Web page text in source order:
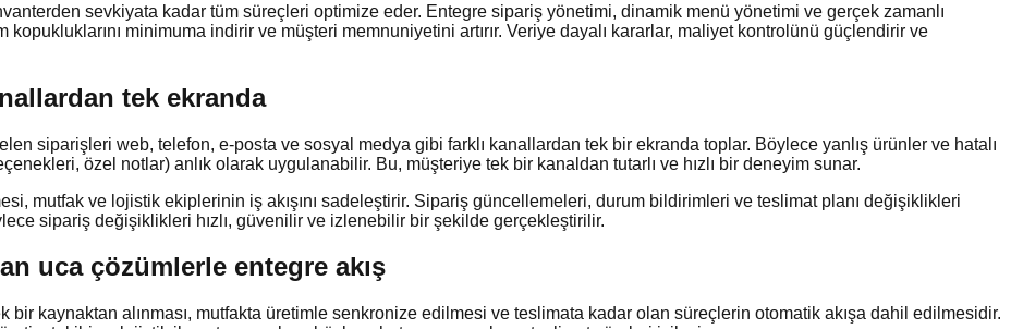
sevkiyata kadar tüm süreçleri optimize eder. Entegre sipariş yönetimi, dinamik menü yönetimi ve gerçek zamanlı
kopukluklarını minimuma indirir ve müşteri memnuniyetini artırır. Veriye dayalı kararlar, maliyet kontrolünü güçlendirir ve
tek ekranda
siparişleri web, telefon, e-posta ve sosyal medya gibi farklı kanallardan tek bir ekranda toplar. Böylece yanlış ürünler ve hatalı
özel notlar) anlık olarak uygulanabilir. Bu, müşteriye tek bir kanaldan tutarlı ve hızlı bir deneyim sunar.
mutfak ve lojistik ekiplerinin iş akışını sadeleştirir. Sipariş güncellemeleri, durum bildirimleri ve teslimat planı değişiklikleri
sipariş değişiklikleri hızlı, güvenilir ve izlenebilir bir şekilde gerçekleştirilir.
uca çözümlerle entegre akış
bir kaynaktan alınması, mutfakta üretimle senkronize edilmesi ve teslimata kadar olan süreçlerin otomatik akışa dahil edilmesidir.